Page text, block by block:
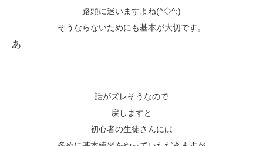
路頭に迷いますよね(^◇^;)
そうならないためにも基本が大切です。
あ
話がズレそうなので
戻しますと
初心者の生徒さんには